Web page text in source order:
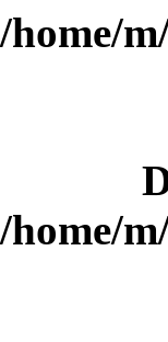
/home/
/home/